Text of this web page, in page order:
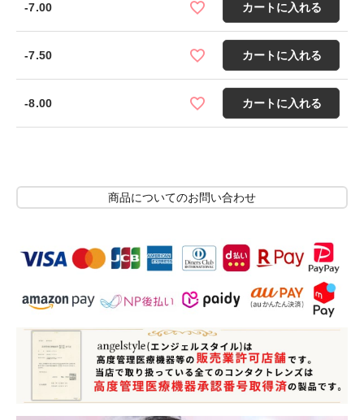
-7.00 カートに入れる
-7.50 カートに入れる
-8.00 カートに入れる
商品についてのお問い合わせ